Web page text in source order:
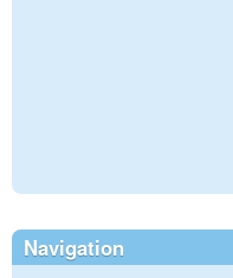
Navigation